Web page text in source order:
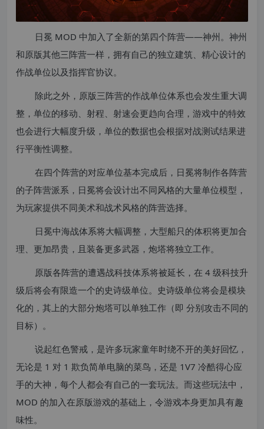
日冕 MOD 中加入了全新的第四个阵营——神州。神州
和原版其他三阵营一样，拥有自己的独立建筑、精心设计的
作战单位以及指挥官协议。
除此之外，原版三阵营的作战单位体系也会发生重大调
整，单位的移动、射程、射速会更趋向合理，游戏中的特效
也会进行大幅度升级，单位的数据也会根据对战测试结果进
行平衡性调整。
在四个阵营的对应单位基本完成后，日冕将制作各阵营
的子阵营派系，日冕将会设计出不同风格的大量单位模型，
为玩家提供不同美术和战术风格的阵营选择。
日冕中海战体系将大幅调整，大型船只的体积将更加合
理、更加昂贵，且装备更多武器，炮塔将独立工作。
原版各阵营的遭遇战科技体系将被延长，在 4 级科技升
级后将会有限造一个的史诗级单位。史诗级单位将会是模块
化的，其上的大部分炮塔可以单独工作（即 分别攻击不同的
目标）。
说起红色警戒，是许多玩家童年时绕不开的美好回忆，
无论是 1 对 1 欺负简单电脑的菜鸟，还是 1V7 冷酷得心应
手的大神，每个人都会有自己的一套玩法。而这些玩法中，
MOD 的加入在原版游戏的基础上，令游戏本身更加具有趣
味性。